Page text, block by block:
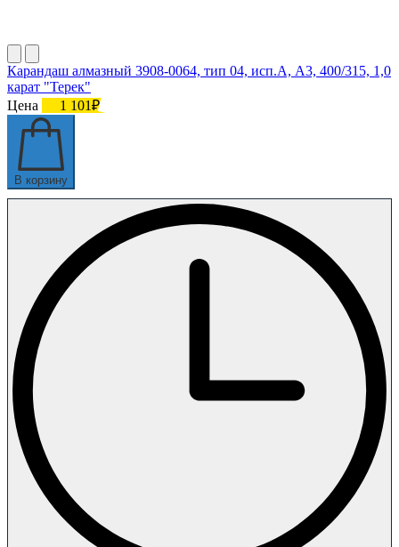
Карандаш алмазный 3908-0064, тип 04, исп.А, А3, 400/315, 1,0
карат "Терек"
Цена
1 101₽
В корзину